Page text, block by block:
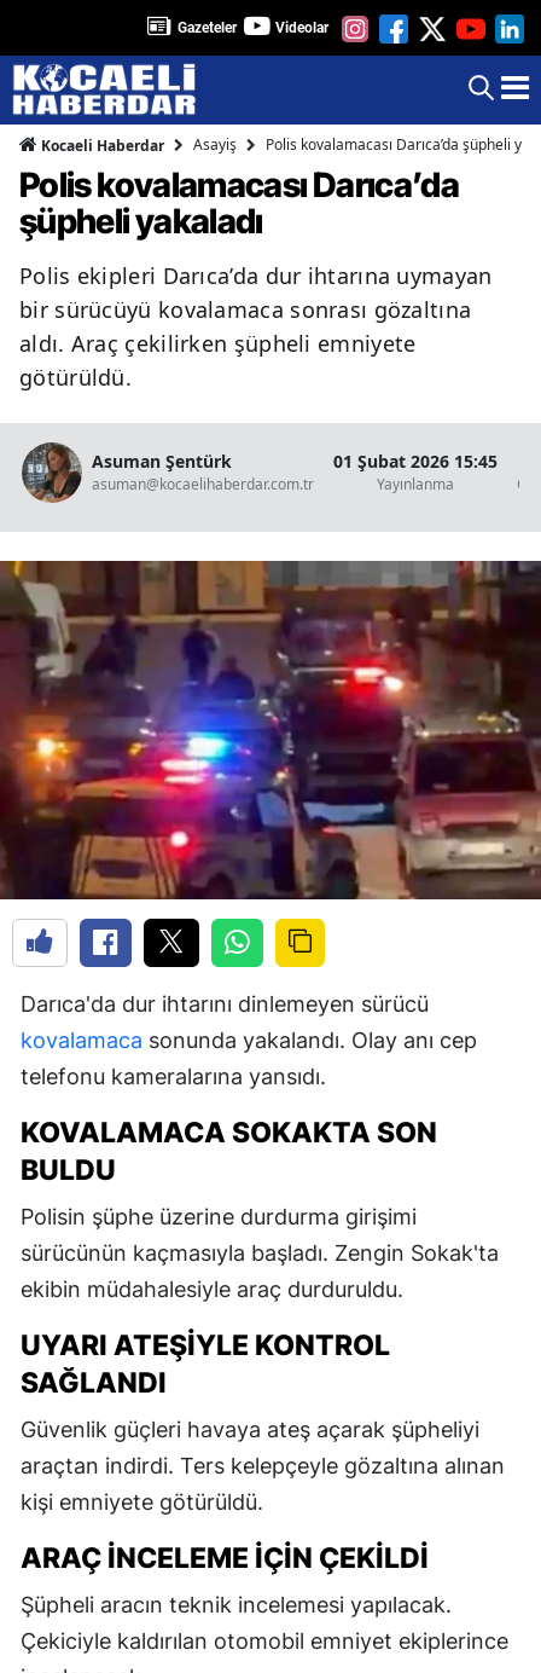
Gazeteler Videolar
Kocaeli Haberdar Asayiş Polis kovalamacası Darıca’da şüpheli
Polis kovalamacası Darıca’da
şüpheli yakaladı
Polis ekipleri Darıca’da dur ihtarına uymayan
bir sürücüyü kovalamaca sonrası gözaltına
aldı. Araç çekilirken şüpheli emniyete
götürüldü.
Asuman Şentürk
asuman@kocaelihaberdar.com.tr
01 Şubat 2026 15:45
Yayınlanma
Darıca'da dur ihtarını dinlemeyen sürücü
kovalamaca sonunda yakalandı. Olay anı cep
telefonu kameralarına yansıdı.
KOVALAMACA SOKAKTA SON
BULDU
Polisin şüphe üzerine durdurma girişimi
sürücünün kaçmasıyla başladı. Zengin Sokak'ta
ekibin müdahalesiyle araç durduruldu.
UYARI ATEŞIYLE KONTROL
SAĞLANDI
Güvenlik güçleri havaya ateş açarak şüpheliyi
araçtan indirdi. Ters kelepçeyle gözaltına alınan
kişi emniyete götürüldü.
ARAÇ INCELEME IÇIN ÇEKILDI
Şüpheli aracın teknik incelemesi yapılacak.
Çekiciyle kaldırılan otomobil emniyet ekiplerince